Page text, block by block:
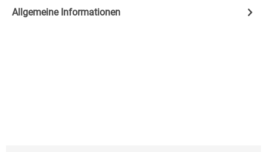
Allgemeine Informationen